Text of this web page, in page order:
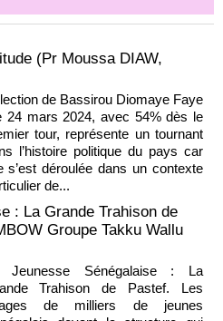
(Pr Moussa DIAW,
de Bassirou Diomaye Faye
24 mars 2024, avec 54% dès le
tour, représente un tournant
l’histoire politique du pays car
s’est déroulée dans un contexte
de...
: La Grande Trahison de
Groupe Takku Wallu
Jeunesse Sénégalaise : La
Trahison de Pastef. Les
de milliers de jeunes